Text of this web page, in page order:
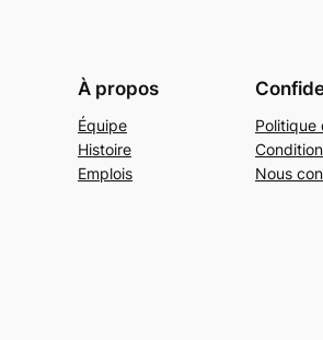
À propos
Équipe
Histoire
Emplois
Politique
Nous